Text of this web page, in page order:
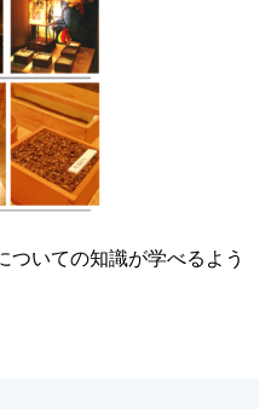
ついての知識が学べるよう